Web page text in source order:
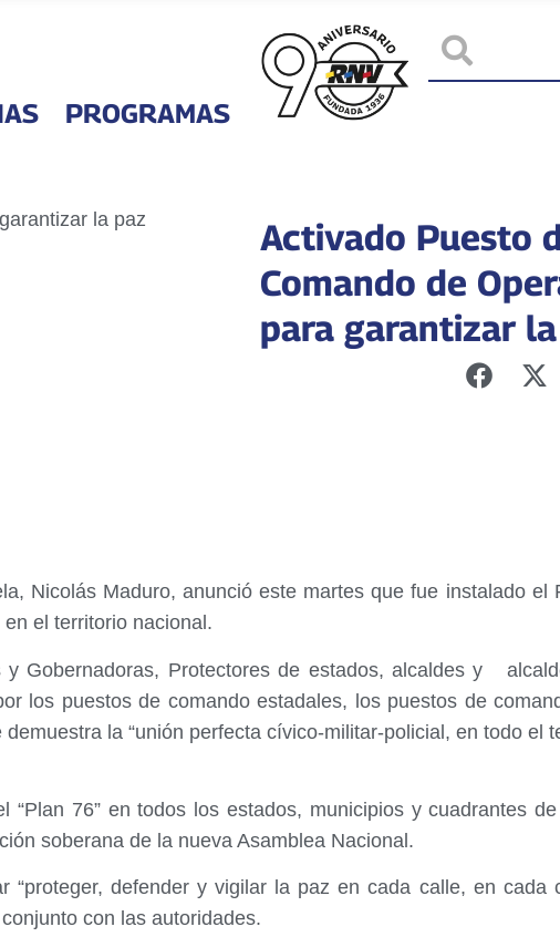
PROGRAMAS
Activado Puesto
Comando de
para garantizar
Nicolás Maduro, anunció este martes que fue instalado el
el territorio nacional.
y Gobernadoras, Protectores de estados, alcaldes y
los puestos de comando estadales, los puestos de
la “unión perfecta cívico-militar-policial, en todo el
76” en todos los estados, municipios y cuadrantes
soberana de la nueva Asamblea Nacional.
“proteger, defender y vigilar la paz en cada calle, en cada
con las autoridades.